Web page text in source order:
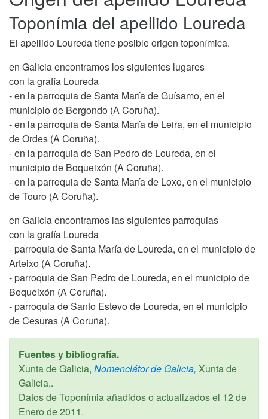
Toponímia del apellido Loureda
El apellido Loureda tiene posible origen toponímica.
en Galicia encontramos los siguientes lugares
con la grafía Loureda
- en la parroquia de Santa María de Guísamo, en el
municipio de Bergondo (A Coruña).
- en la parroquia de Santa María de Leira, en el municipio
de Ordes (A Coruña).
- en la parroquia de San Pedro de Loureda, en el
municipio de Boqueixón (A Coruña).
- en la parroquia de Santa María de Loxo, en el municipio
de Touro (A Coruña).
en Galicia encontramos las siguientes parroquias
con la grafía Loureda
- parroquia de Santa María de Loureda, en el municipio de
Arteixo (A Coruña).
- parroquia de San Pedro de Loureda, en el municipio de
Boqueixón (A Coruña).
- parroquia de Santo Estevo de Loureda, en el municipio
de Cesuras (A Coruña).
Fuentes y bibliografía.
Xunta de Galicia, Nomenclátor de Galicia, Xunta de
Galicia,.
Datos de Toponímia añadidos o actualizados el 12 de
Enero de 2011.